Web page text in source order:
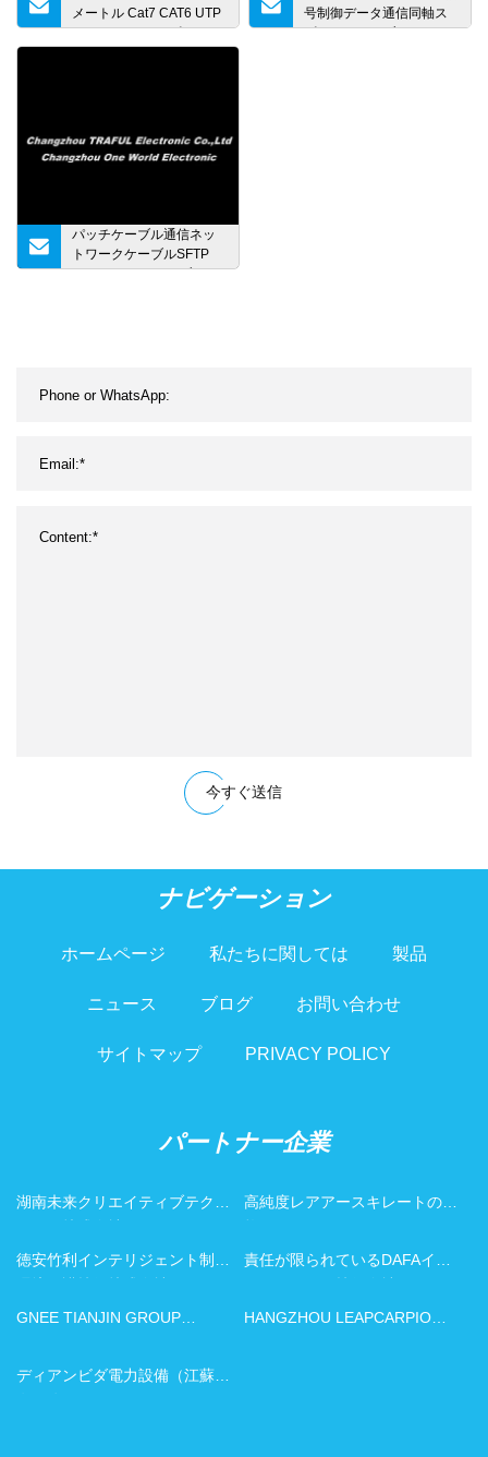
メートル Cat7 CAT6 UTP
SFTP RJ45 コンピュータ
号制御データ通信同軸ス
ピーカーケーブル LAN パ
パッチケーブル通信ネッ
トワークケーブルSFTP
Cat7ショートケーブル5G
今すぐ送信
ナビゲーション
ホームページ 私たちに関しては 製品
ニュース ブログ お問い合わせ
サイトマップ PRIVACY POLICY
パートナー企業
湖南未来クリエイティブテクノ
高純度レアアースキレートの価
徳安竹利インテリジェント制御
責任が限られているDAFAイン
GNEE TIANJIN GROUP
HANGZHOU LEAPCARPIO
ディアンビダ電力設備（江蘇）